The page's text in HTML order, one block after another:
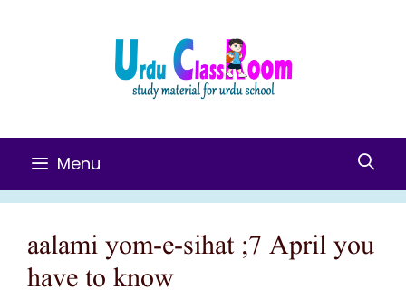
Menu
aalami yom-e-sihat ;7 April you
have to know